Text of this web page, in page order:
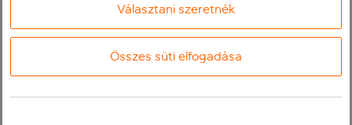
Választani szeretnék
Összes süti elfogadása